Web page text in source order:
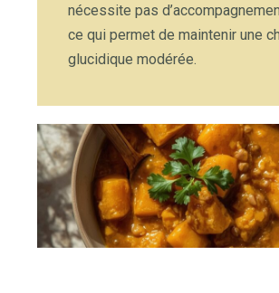
nécessite pas
ce qui permet de maintenir une
glucidique modérée.